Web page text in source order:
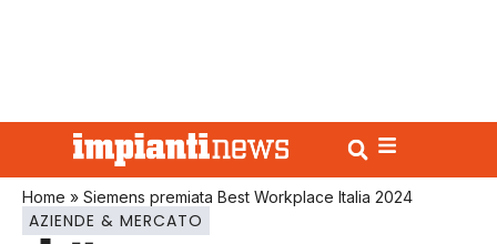
Home » Siemens premiata Best Workplace Italia 2024
AZIENDE & MERCATO